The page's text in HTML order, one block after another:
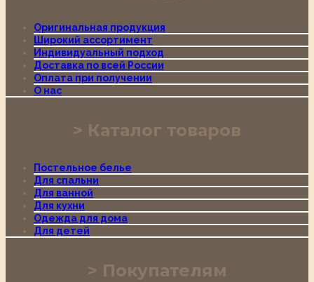
Оригинальная продукция
Широкий ассортимент
Индивидуальный подход
Доставка по всей России
Оплата при получении
О нас
Каталог товаров
Постельное белье
Для спальни
Для ванной
Для кухни
Одежда для дома
Для детей
Покупателям